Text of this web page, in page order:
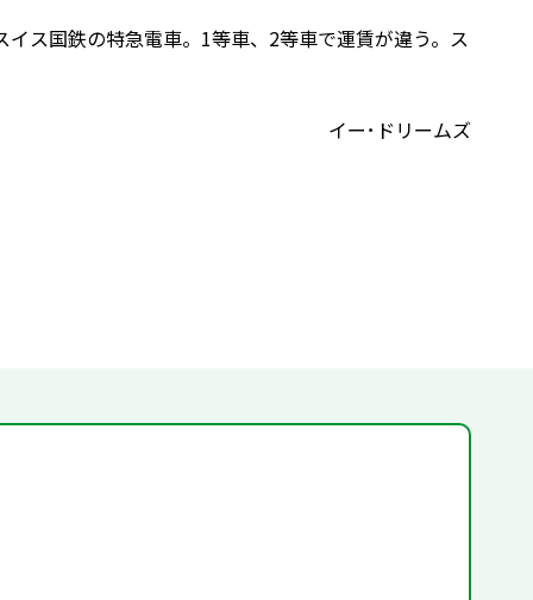
ス国鉄の特急電車。1等車、2等車で運賃が違う。ス
イー･ドリームズ